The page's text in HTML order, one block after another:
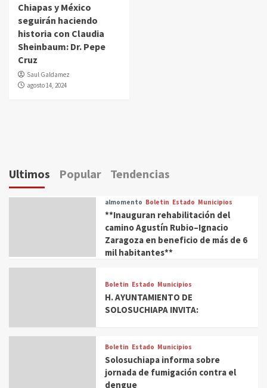
Chiapas y México
seguirán haciendo
historia con Claudia
Sheinbaum: Dr. Pepe
Cruz
Saul Galdamez
agosto 14, 2024
Ultimos Popular Tendencias
almomento Boletin Estado Municipios
**Inauguran rehabilitación del
camino Agustín Rubio–Ignacio
Zaragoza en beneficio de más de 6
mil habitantes**
Boletin Estado Municipios
H. AYUNTAMIENTO DE
SOLOSUCHIAPA INVITA:
Boletin Estado Municipios
Solosuchiapa informa sobre
jornada de fumigación contra el
dengue